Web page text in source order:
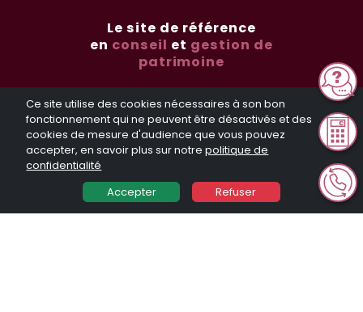
Ce site utilise des cookies nécessaires à son bon
fonctionnement qui ne peuvent être désactivés et des
cookies de mesure d'audience que vous pouvez
accepter, en savoir plus sur notrepolitique de
confidentialité
Accepter
Refuser
Le site de référence
en conseil et gestion de
patrimoine
Qui sommes-nous ?